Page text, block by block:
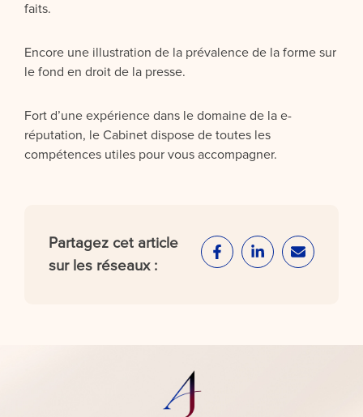
faits.
Encore une illustration de la prévalence de la forme sur
le fond en droit de la presse.
Fort d’une expérience dans le domaine de la e-
réputation, le Cabinet dispose de toutes les
compétences utiles pour vous accompagner.
Partagez cet article
sur les réseaux :